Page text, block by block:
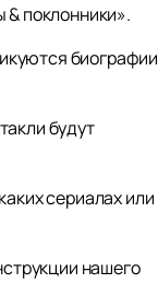
поклонники».
биографии
будут
сериалах или
нашего